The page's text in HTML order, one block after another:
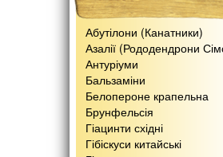
Абутілони (Канатники)
Азалії (Рододендрони
Антуріуми
Бальзаміни
Белопероне крапельна
Брунфельсія
Гіацинти східні
Гібіскуси китайські